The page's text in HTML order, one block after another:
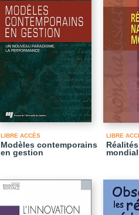
LIBRE ACCÈS
Modèles contemporains
en gestion
LIBRE